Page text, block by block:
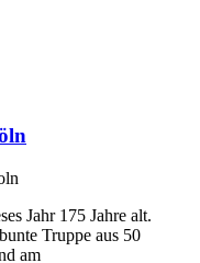
Jahr 175 Jahre alt.
Truppe aus 50
am